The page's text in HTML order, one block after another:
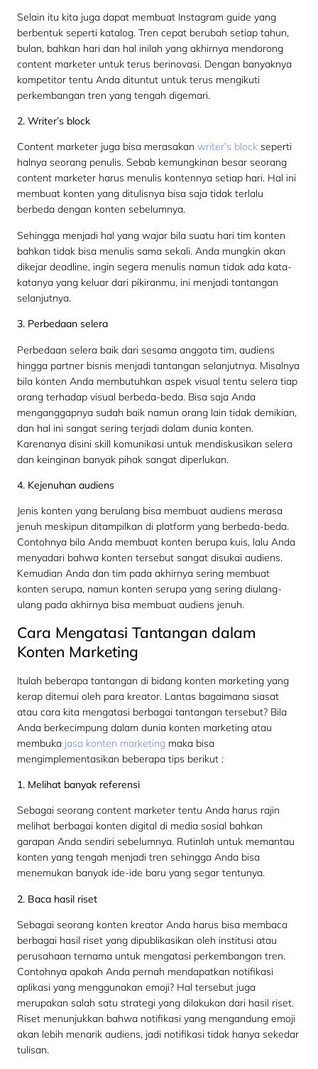
Selain itu kita juga dapat membuat Instagram guide yang
berbentuk seperti katalog. Tren cepat berubah setiap tahun,
bulan, bahkan hari dan hal inilah yang akhirnya mendorong
content marketer untuk terus berinovasi. Dengan banyaknya
kompetitor tentu Anda dituntut untuk terus mengikuti
perkembangan tren yang tengah digemari.
2. Writer’s block
Content marketer juga bisa merasakan writer’s block seperti
halnya seorang penulis. Sebab kemungkinan besar seorang
content marketer harus menulis kontennya setiap hari. Hal ini
membuat konten yang ditulisnya bisa saja tidak terlalu
berbeda dengan konten sebelumnya.
Sehingga menjadi hal yang wajar bila suatu hari tim konten
bahkan tidak bisa menulis sama sekali. Anda mungkin akan
dikejar deadline, ingin segera menulis namun tidak ada kata-
katanya yang keluar dari pikiranmu, ini menjadi tantangan
selanjutnya.
3. Perbedaan selera
Perbedaan selera baik dari sesama anggota tim, audiens
hingga partner bisnis menjadi tantangan selanjutnya. Misalnya
bila konten Anda membutuhkan aspek visual tentu selera tiap
orang terhadap visual berbeda-beda. Bisa saja Anda
menganggapnya sudah baik namun orang lain tidak demikian,
dan hal ini sangat sering terjadi dalam dunia konten.
Karenanya disini skill komunikasi untuk mendiskusikan selera
dan keinginan banyak pihak sangat diperlukan.
4. Kejenuhan audiens
Jenis konten yang berulang bisa membuat audiens merasa
jenuh meskipun ditampilkan di platform yang berbeda-beda.
Contohnya bila Anda membuat konten berupa kuis, lalu Anda
menyadari bahwa konten tersebut sangat disukai audiens.
Kemudian Anda dan tim pada akhirnya sering membuat
konten serupa, namun konten serupa yang sering diulang-
ulang pada akhirnya bisa membuat audiens jenuh.
Cara Mengatasi Tantangan dalam
Konten Marketing
Itulah beberapa tantangan di bidang konten marketing yang
kerap ditemui oleh para kreator. Lantas bagaimana siasat
atau cara kita mengatasi berbagai tantangan tersebut? Bila
Anda berkecimpung dalam dunia konten marketing atau
membuka jasa konten marketing maka bisa
mengimplementasikan beberapa tips berikut :
1. Melihat banyak referensi
Sebagai seorang content marketer tentu Anda harus rajin
melihat berbagai konten digital di media sosial bahkan
garapan Anda sendiri sebelumnya. Rutinlah untuk memantau
konten yang tengah menjadi tren sehingga Anda bisa
menemukan banyak ide-ide baru yang segar tentunya.
2. Baca hasil riset
Sebagai seorang konten kreator Anda harus bisa membaca
berbagai hasil riset yang dipublikasikan oleh institusi atau
perusahaan ternama untuk mengatasi perkembangan tren.
Contohnya apakah Anda pernah mendapatkan notifikasi
aplikasi yang menggunakan emoji? Hal tersebut juga
merupakan salah satu strategi yang dilakukan dari hasil riset.
Riset menunjukkan bahwa notifikasi yang mengandung emoji
akan lebih menarik audiens, jadi notifikasi tidak hanya sekedar
tulisan.